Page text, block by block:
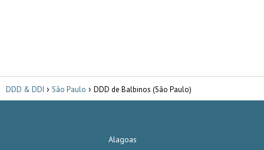
DDD & DDI São Paulo DDD de Balbinos (São Paulo)
Alagoas